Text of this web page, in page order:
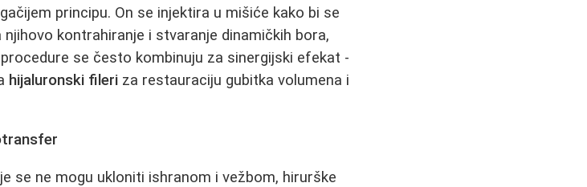
principu. On se injektira u mišiće kako bi se
kontrahiranje i stvaranje dinamičkih bora,
se često kombinuju za sinergijski efekat -
hijaluronski fileri za restauraciju gubitka volumena i
se ne mogu ukloniti ishranom i vežbom, hirurške